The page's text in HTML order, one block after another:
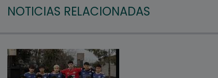
NOTICIAS RELACIONADAS